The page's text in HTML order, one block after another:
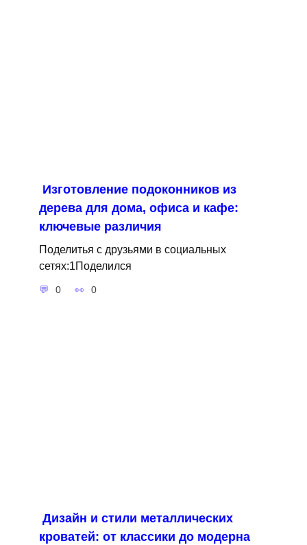
Изготовление подоконников из
дерева для дома, офиса и кафе:
ключевые различия
Поделитья с друзьями в социальных
сетях:1Поделился
0 0
Дизайн и стили металлических
кроватей: от классики до модерна